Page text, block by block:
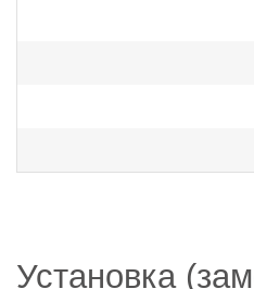
Установка